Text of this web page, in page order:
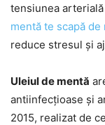
tensiunea
mentă te scapă
reduce stresul și
Uleiul de mentă
antiinfecțioase și
2015, realizat de